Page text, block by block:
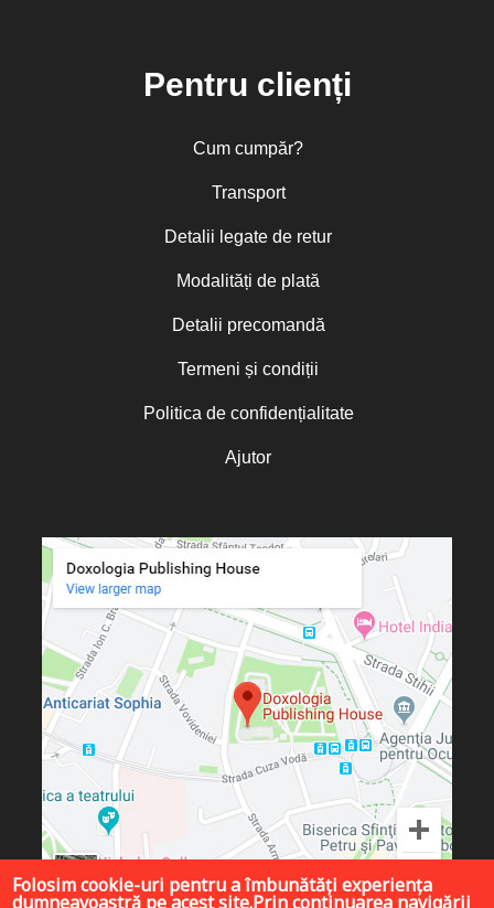
Pentru clienți
Cum cumpăr?
Transport
Detalii legate de retur
Modalități de plată
Detalii precomandă
Termeni și condiții
Politica de confidențialitate
Ajutor
Folosim cookie-uri pentru a îmbunătăți experiența
dumneavoastră pe acest site.Prin continuarea navigării